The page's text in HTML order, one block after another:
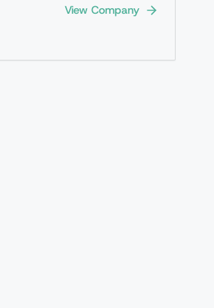
View Company